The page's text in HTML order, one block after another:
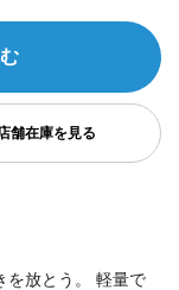
を放とう。 軽量で